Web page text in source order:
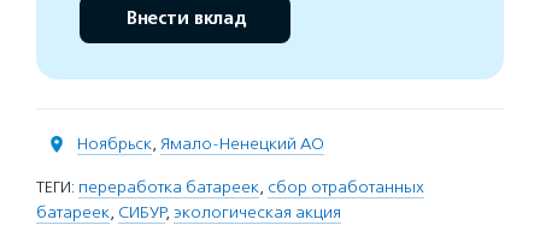
Внести вклад
Ноябрьск, Ямало-Ненецкий АО
ТЕГИ: переработка батареек, сбор отработанных
батареек, СИБУР, экологическая акция